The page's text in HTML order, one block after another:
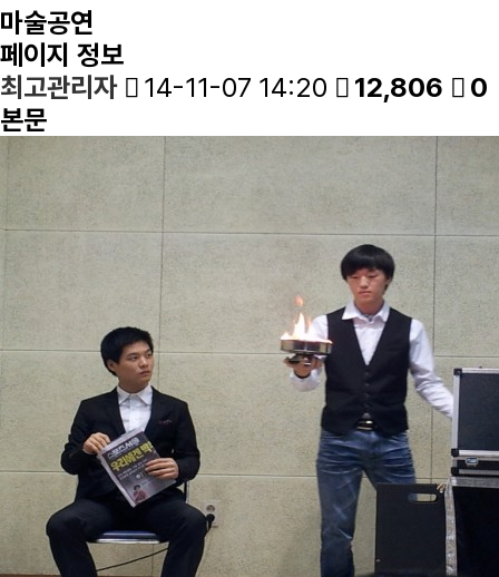
마술공연
페이지 정보
최고관리자
14-11-07 14:20 12,806
0
본문